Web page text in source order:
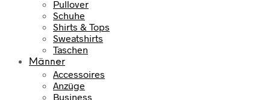
Pullover
Schuhe
Shirts & Tops
Sweatshirts
Taschen
Männer
Accessoires
Anzüge
Business